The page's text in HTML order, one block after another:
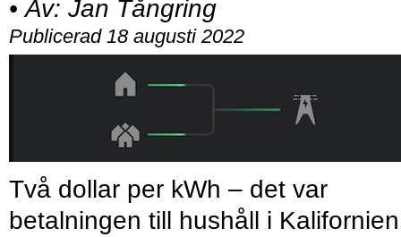
• Av: Jan Tångring
Publicerad 18 augusti 2022
Två dollar per kWh – det var
betalningen till hushåll i Kalifornien